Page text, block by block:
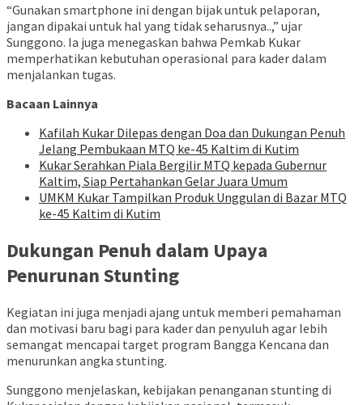
“Gunakan smartphone ini dengan bijak untuk pelaporan,
jangan dipakai untuk hal yang tidak seharusnya..,” ujar
Sunggono. Ia juga menegaskan bahwa Pemkab Kukar
memperhatikan kebutuhan operasional para kader dalam
menjalankan tugas.
Bacaan Lainnya
Kafilah Kukar Dilepas dengan Doa dan Dukungan Penuh
Jelang Pembukaan MTQ ke-45 Kaltim di Kutim
Kukar Serahkan Piala Bergilir MTQ kepada Gubernur
Kaltim, Siap Pertahankan Gelar Juara Umum
UMKM Kukar Tampilkan Produk Unggulan di Bazar MTQ
ke-45 Kaltim di Kutim
Dukungan Penuh dalam Upaya
Penurunan Stunting
Kegiatan ini juga menjadi ajang untuk memberi pemahaman
dan motivasi baru bagi para kader dan penyuluh agar lebih
semangat mencapai target program Bangga Kencana dan
menurunkan angka stunting.
Sunggono menjelaskan, kebijakan penanganan stunting di